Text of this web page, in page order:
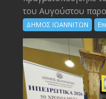
του Αυγούστου
ΔΗΜΟΣ ΙΩΑΝΝΙΤΩΝ